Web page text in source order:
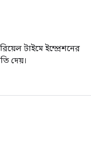
টাইমে ইম্প্রেশনের
দেয়।